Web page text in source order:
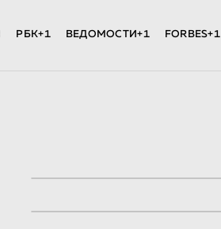
РБК+1 ВЕДОМОСТИ+1 FORBES+1